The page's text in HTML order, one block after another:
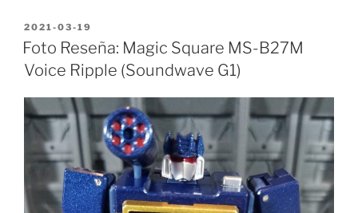
POSTED
ON
2021-03-19
Foto Reseña: Magic Square MS-B27M
Voice Ripple (Soundwave G1)